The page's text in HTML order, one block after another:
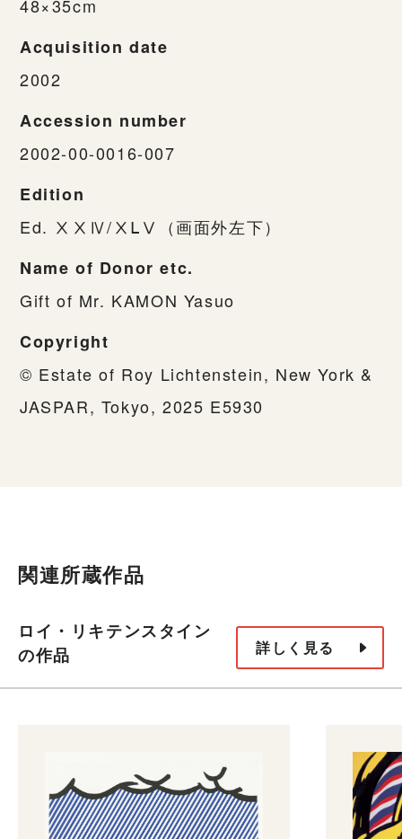
48×35cm
Acquisition date
2002
Accession number
2002-00-0016-007
Edition
Ed. ⅩⅩⅣ/ⅩⅬⅤ（画面外左下）
Name of Donor etc.
Gift of Mr. KAMON Yasuo
Copyright
© Estate of Roy Lichtenstein, New York &
JASPAR, Tokyo, 2025 E5930
関連所蔵作品
ロイ・リキテンスタイン
の作品
詳しく見る